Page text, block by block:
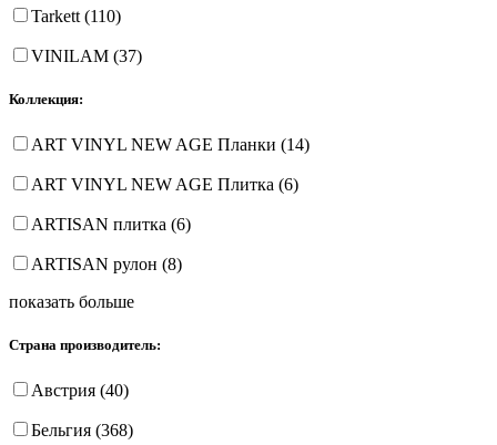
Tarkett (110)
VINILAM (37)
Коллекция:
ART VINYL NEW AGE Планки (14)
ART VINYL NEW AGE Плитка (6)
ARTISAN плитка (6)
ARTISAN рулон (8)
показать больше
Страна производитель:
Австрия (40)
Бельгия (368)